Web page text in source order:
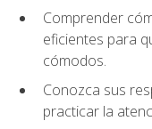
Comprender
eficientes para
cómodos.
Conozca sus
practicar la